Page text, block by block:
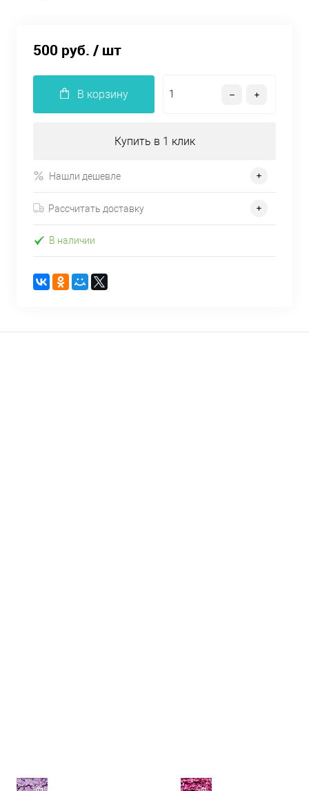
500 руб. / шт
В корзину
Купить в 1 клик
Нашли дешевле
Рассчитать доставку
В наличии